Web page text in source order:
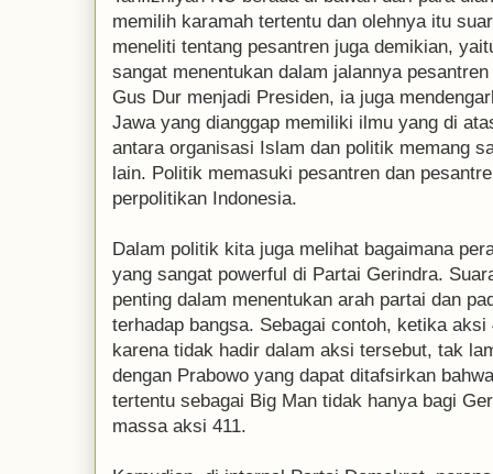
memilih karamah tertentu dan olehnya itu
meneliti tentang pesantren juga demikian,
sangat menentukan dalam jalannya
Gus Dur menjadi Presiden, ia juga
Jawa yang dianggap memiliki ilmu yang di
antara organisasi Islam dan politik memang
lain. Politik memasuki pesantren dan
perpolitikan Indonesia.
Dalam politik kita juga melihat bagaimana
yang sangat powerful di Partai Gerindra.
penting dalam menentukan arah partai dan
terhadap bangsa. Sebagai contoh, ketika
karena tidak hadir dalam aksi tersebut, tak
dengan Prabowo yang dapat ditafsirkan
tertentu sebagai Big Man tidak hanya bagi
massa aksi 411.